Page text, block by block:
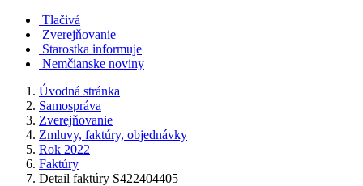
Tlačivá
Zverejňovanie
Starostka informuje
Nemčianske noviny
Úvodná stránka
Samospráva
Zverejňovanie
Zmluvy, faktúry, objednávky
Rok 2022
Faktúry
Detail faktúry S422404405